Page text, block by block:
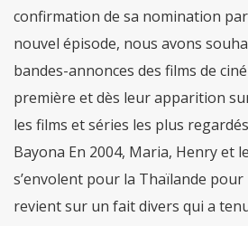
confirmation de sa nomination
nouvel épisode, nous avons
bandes-annonces des films de
première et dès leur apparition
les films et séries les plus
Bayona En 2004, Maria, Henry et
s’envolent pour la Thaïlande pour
revient sur un fait divers qui a